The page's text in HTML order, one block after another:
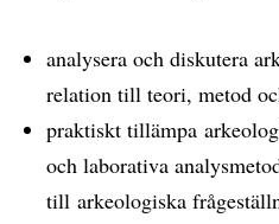
analysera och diskutera
relation till teori, metod
praktiskt tillämpa
och laborativa
till arkeologiska